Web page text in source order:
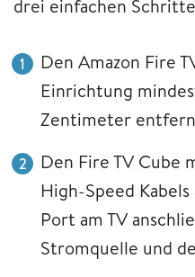
drei einfachen
Den Amazon Fire
Einrichtung
Zentimeter
Den Fire TV Cube
High-Speed
Port am TV
Stromquelle und